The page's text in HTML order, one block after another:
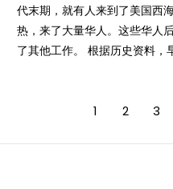
代末期，就有人来到了美国西
热，来了大量华人。这些华人
了其他工作。 根据历史资料，
1 2 3